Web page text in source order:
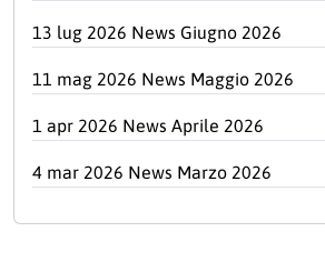
13 lug 2026 News Giugno 2026
11 mag 2026 News Maggio 2026
1 apr 2026 News Aprile 2026
4 mar 2026 News Marzo 2026